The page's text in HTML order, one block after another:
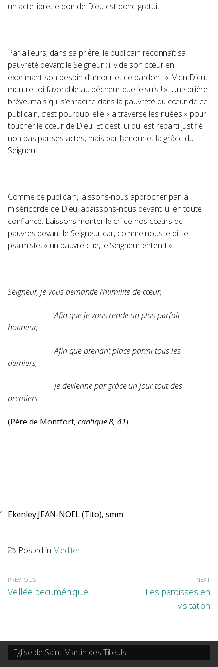
un acte libre, le don de Dieu est donc gratuit.
Par ailleurs, dans sa prière, le publicain reconnaît sa
pauvreté devant le Seigneur ; il vide son cœur en
exprimant son besoin d’amour et de pardon : « Mon Dieu,
montre-toi favorable au pécheur que je suis ! ». Une prière
brève, mais qui s’enracine dans la pauvreté du cœur de ce
publicain, c’est pourquoi elle « a traversé les nuées » pour
toucher le cœur de Dieu. Et c’est lui qui est reparti justifié
non pas par ses actes, mais par l’amour et la grâce du
Seigneur.
Comme ce publicain, laissons-nous approcher par la
miséricorde de Dieu, abaissons-nous devant lui en toute
confiance. Laissons monter le cri de nos cœurs de
pauvres devant le Seigneur car, comme nous le dit le
psalmiste, « un pauvre crie, le Seigneur entend ».
Seigneur, je vous demande l’humilité de cœur,
Afin que je vous rende un plus parfait
honneur;
Afin que prenant place parmi tous les
derniers,
Je devienne par grâce un jour tout des
premiers.
(Père de Montfort, cantique 8, 41)
Ekenley JEAN-NOËL (Tito), smm
Posted in Mediter
de
l’article
PREVIOUS
Previous
Veillée oecuménique
NEXT
Next
Les paroisses en
visitation
Eglise de Saint Martin des Tilleuls